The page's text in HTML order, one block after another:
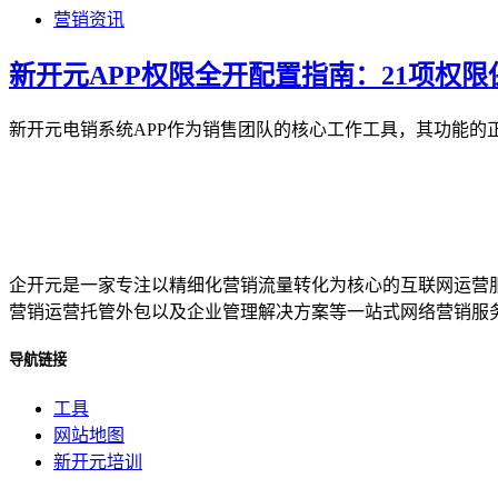
营销资讯
新开元APP权限全开配置指南：21项权
新开元电销系统APP作为销售团队的核心工作工具，其功能
企开元是一家专注以精细化营销流量转化为核心的互联网运
营销运营托管外包以及企业管理解决方案等一站式网络营销服
导航链接
工具
网站地图
新开元培训